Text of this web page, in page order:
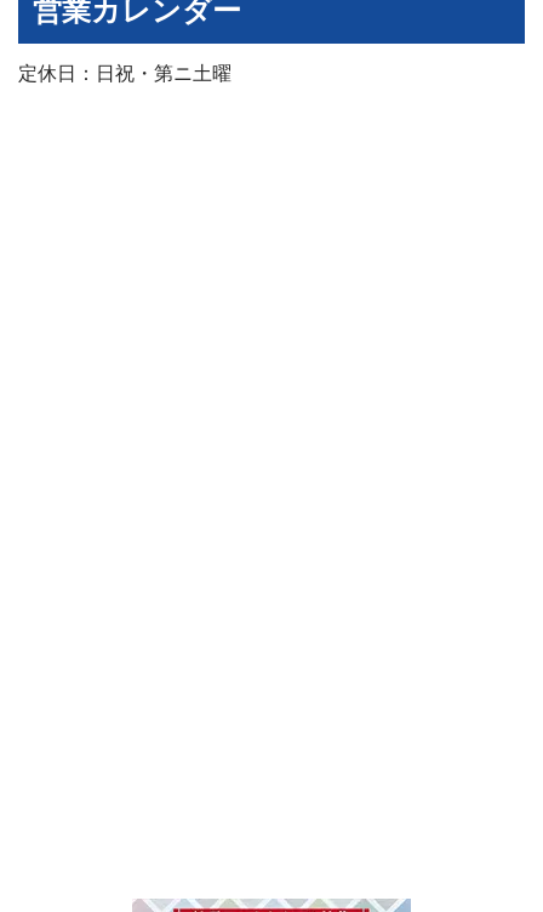
営業カレンダー
定休日：日祝・第ニ土曜